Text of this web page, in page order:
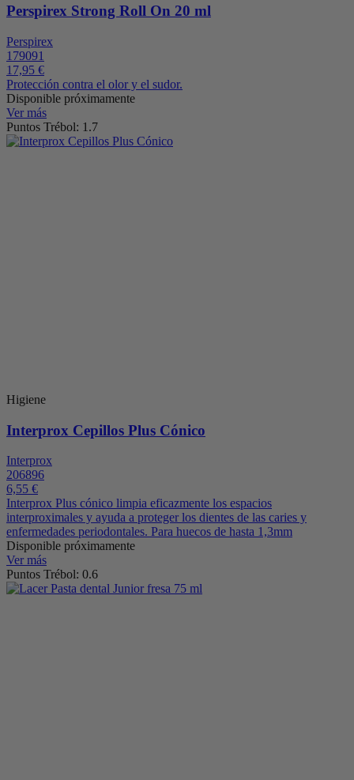
Perspirex Strong Roll On 20 ml
Perspirex
179091
17,95 €
Protección contra el olor y el sudor.
Disponible próximamente
Ver más
Puntos Trébol: 1.7
Higiene
Interprox Cepillos Plus Cónico
Interprox
206896
6,55 €
Interprox Plus cónico limpia eficazmente los espacios
interproximales y ayuda a proteger los dientes de las caries y
enfermedades periodontales. Para huecos de hasta 1,3mm
Disponible próximamente
Ver más
Puntos Trébol: 0.6